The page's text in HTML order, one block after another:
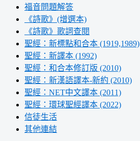
福音問題解答
《詩歌》(增選本)
《詩歌》歌詞查閱
聖經：新標點和合本 (1919,1989)
聖經：新譯本 (1992)
聖經：和合本修訂版 (2010)
聖經：新漢語譯本-新約 (2010)
聖經：NET中文譯本 (2011)
聖經：環球聖經譯本 (2022)
信徒生活
其他連結